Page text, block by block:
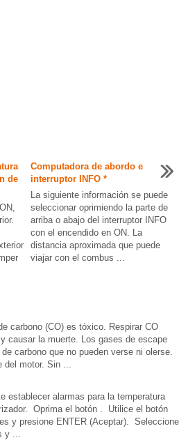
de
Computadora de abordo e
interruptor INFO *
La siguiente información se puede
seleccionar oprimiendo la parte de
arriba o abajo del interruptor INFO
con el encendido en ON. La
distancia aproximada que puede
viajar con el combus ...
carbono (CO) es tóxico. Respirar CO
causar la muerte. Los gases de escape
carbono que no pueden verse ni olerse.
del motor. Sin ...
establecer alarmas para la temperatura
Oprima el botón . Utilice el botón
y presione ENTER (Aceptar). Seleccione
y ...